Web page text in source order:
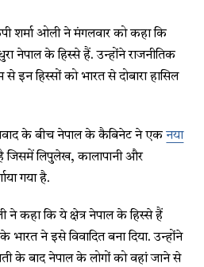
शर्मा ओली ने मंगलवार को कहा कि
नेपाल के हिस्से हैं. उन्होंने राजनीतिक
इन हिस्सों को भारत से दोबारा हासिल
के बीच नेपाल के कैबिनेट ने एकनया
जिसमें लिपुलेख, कालापानी और
गया है.
कहा कि ये क्षेत्र नेपाल के हिस्से हैं
ने इसे विवादित बना दिया. उन्होंने
के बाद नेपाल के लोगों को वहां जाने से